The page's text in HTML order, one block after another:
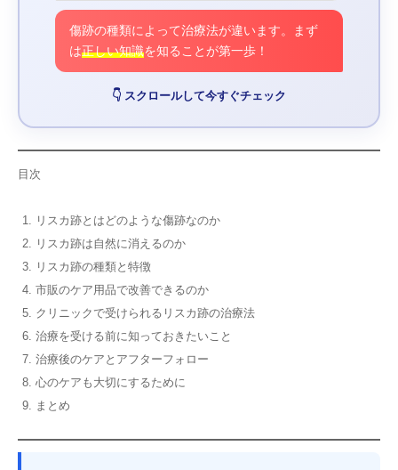
傷跡の種類によって治療法が違います。まず
は正しい知識を知ることが第一歩！
👇 スクロールして今すぐチェック
目次
リスカ跡とはどのような傷跡なのか
リスカ跡は自然に消えるのか
リスカ跡の種類と特徴
市販のケア用品で改善できるのか
クリニックで受けられるリスカ跡の治療法
治療を受ける前に知っておきたいこと
治療後のケアとアフターフォロー
心のケアも大切にするために
まとめ